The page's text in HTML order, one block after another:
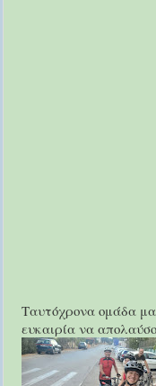
Ταυτόχρονα ομάδα
ευκαιρία να